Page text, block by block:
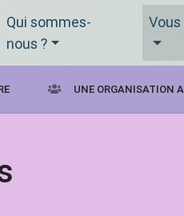
Qui sommes-
nous ?
UNE ORGANISATION